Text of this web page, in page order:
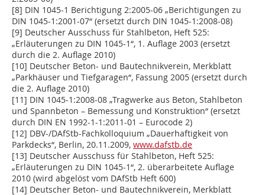
[8] DIN 1045-1 Berichtigung 2:2005-06 „Berichtigungen zu
DIN 1045-1:2001-07“ (ersetzt durch DIN 1045-1:2008-08)
[9] Deutscher Ausschuss für Stahlbeton, Heft 525:
„Erläuterungen zu DIN 1045-1“, 1. Auflage 2003 (ersetzt
durch die 2. Auflage 2010)
[10] Deutscher Beton- und Bautechnikverein, Merkblatt
„Parkhäuser und Tiefgaragen“, Fassung 2005 (ersetzt durch
die 2. Auflage 2010)
[11] DIN 1045-1:2008-08 „Tragwerke aus Beton, Stahlbeton
und Spannbeton – Bemessung und Konstruktion“ (ersetzt
durch DIN EN 1992-1-1:2011-01 – Eurocode 2)
[12] DBV-/DAfStb-Fachkolloquium „Dauerhaftigkeit von
Parkdecks“, Berlin, 20.11.2009, www.dafstb.de
[13] Deutscher Ausschuss für Stahlbeton, Heft 525:
„Erläuterungen zu DIN 1045-1“, 2. überarbeitete Auflage
2010 (wird abgelöst vom DAfStb Heft 600)
[14] Deutscher Beton- und Bautechnikverein, Merkblatt